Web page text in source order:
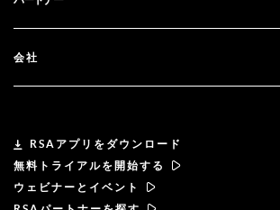
ドキュメンテーション
カスタマー・サポート
パートナーになる
会社
リーダーシップ
ニュース& プレス
RSAアプリをダウンロード
無料トライアルを開始する
ウェビナーとイベント